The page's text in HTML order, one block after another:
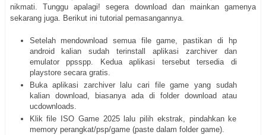
nikmati. Tunggu apalagi! segera download dan mainkan gamenya
sekarang juga. Berikut ini tutorial pemasangannya.
Setelah mendownload semua file game, pastikan di hp
android kalian sudah terinstall aplikasi zarchiver dan
emulator ppsspp. Kedua aplikasi tersebut tersedia di
playstore secara gratis.
Buka aplikasi zarchiver lalu cari file game yang sudah
kalian download, biasanya ada di folder download atau
ucdownloads.
Klik file ISO Game 2025 lalu pilih ekstrak, pindahkan ke
memory perangkat/psp/game (paste dalam folder game).